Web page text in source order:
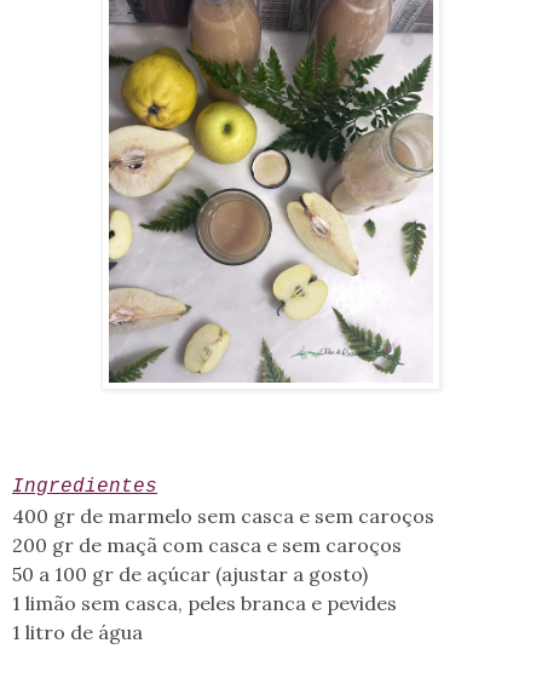
Ingredientes
400 gr de marmelo sem casca e sem caroços
200 gr de maçã com casca e sem caroços
50 a 100 gr de açúcar (ajustar a gosto)
1 limão sem casca, peles branca e pevides
1 litro de água